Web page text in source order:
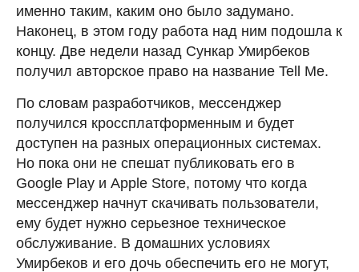
именно таким, каким оно было задумано.
Наконец, в этом году работа над ним подошла к
концу. Две недели назад Сункар Умирбеков
получил авторское право на название Tell Me.
По словам разработчиков, мессенджер
получился кроссплатформенным и будет
доступен на разных операционных системах.
Но пока они не спешат публиковать его в
Google Play и Apple Store, потому что когда
мессенджер начнут скачивать пользователи,
ему будет нужно серьезное техническое
обслуживание. В домашних условиях
Умирбеков и его дочь обеспечить его не могут,